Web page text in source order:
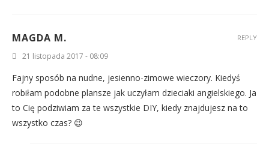
MAGDA M.
21 listopada 2017 - 08:09
Fajny sposób na nudne, jesienno-zimowe wieczory. Kiedyś
robiłam podobne plansze jak uczyłam dzieciaki angielskiego. Ja
to Cię podziwiam za te wszystkie DIY, kiedy znajdujesz na to
wszystko czas? 😉
REPLY